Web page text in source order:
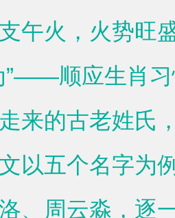
午火，火势旺
”——顺应生肖
来的古老姓氏
以五个名字
、周云淼，逐